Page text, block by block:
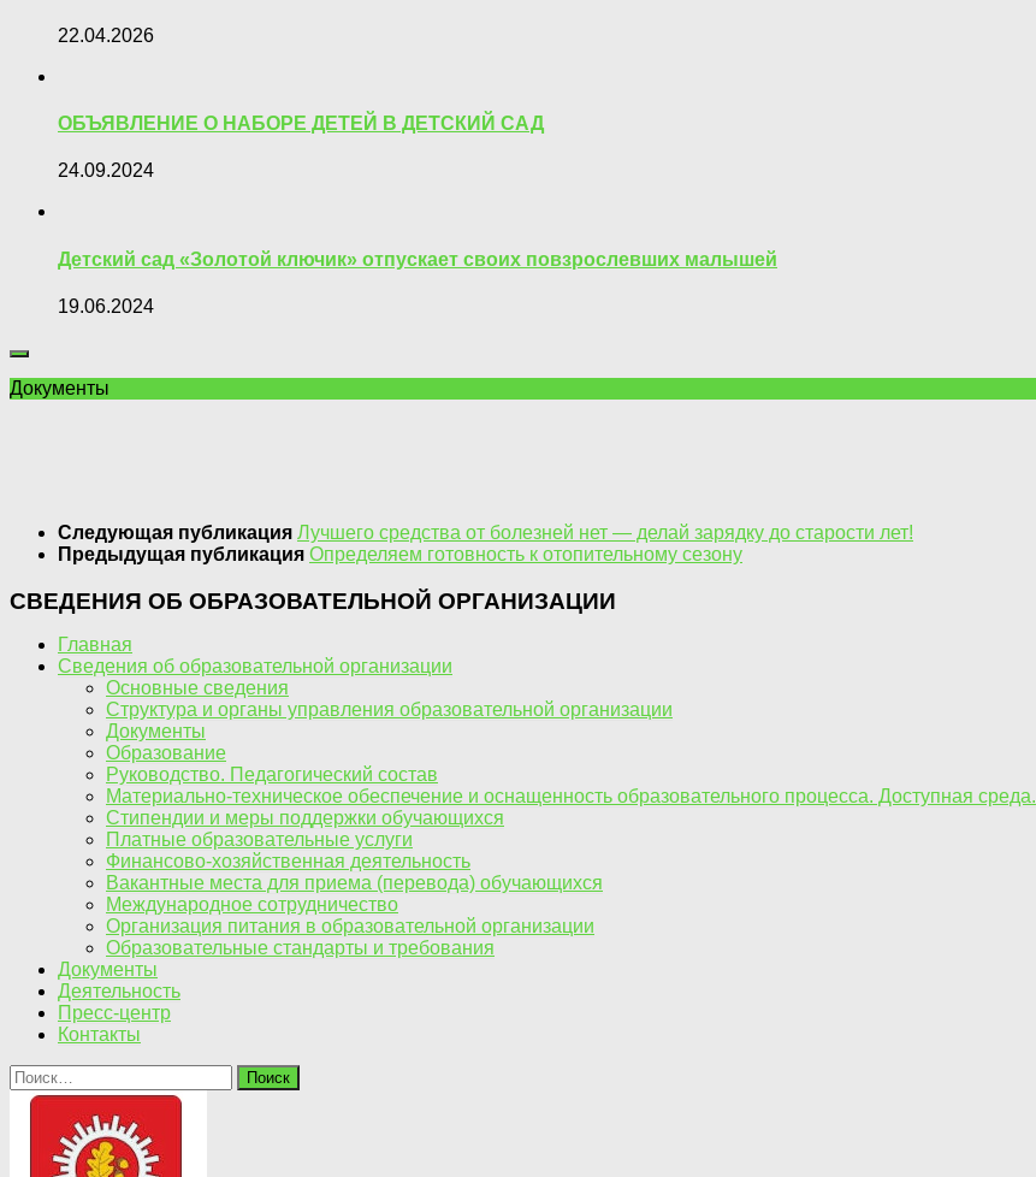
22.04.2026
ОБЪЯВЛЕНИЕ О НАБОРЕ ДЕТЕЙ В ДЕТСКИЙ САД
24.09.2024
Детский сад «Золотой ключик» отпускает своих повзрослевших малышей
19.06.2024
Документы
Следующая публикация Лучшего средства от болезней нет — делай зарядку до старости лет!
Предыдущая публикация Определяем готовность к отопительному сезону
СВЕДЕНИЯ ОБ ОБРАЗОВАТЕЛЬНОЙ ОРГАНИЗАЦИИ
Главная
Сведения об образовательной организации
Основные сведения
Структура и органы управления образовательной организации
Документы
Образование
Руководство. Педагогический состав
Материально-техническое обеспечение и оснащенность образовательного процесса. Доступная среда.
Стипендии и меры поддержки обучающихся
Платные образовательные услуги
Финансово-хозяйственная деятельность
Вакантные места для приема (перевода) обучающихся
Международное сотрудничество
Организация питания в образовательной организации
Образовательные стандарты и требования
Документы
Деятельность
Пресс-центр
Контакты
Найти: